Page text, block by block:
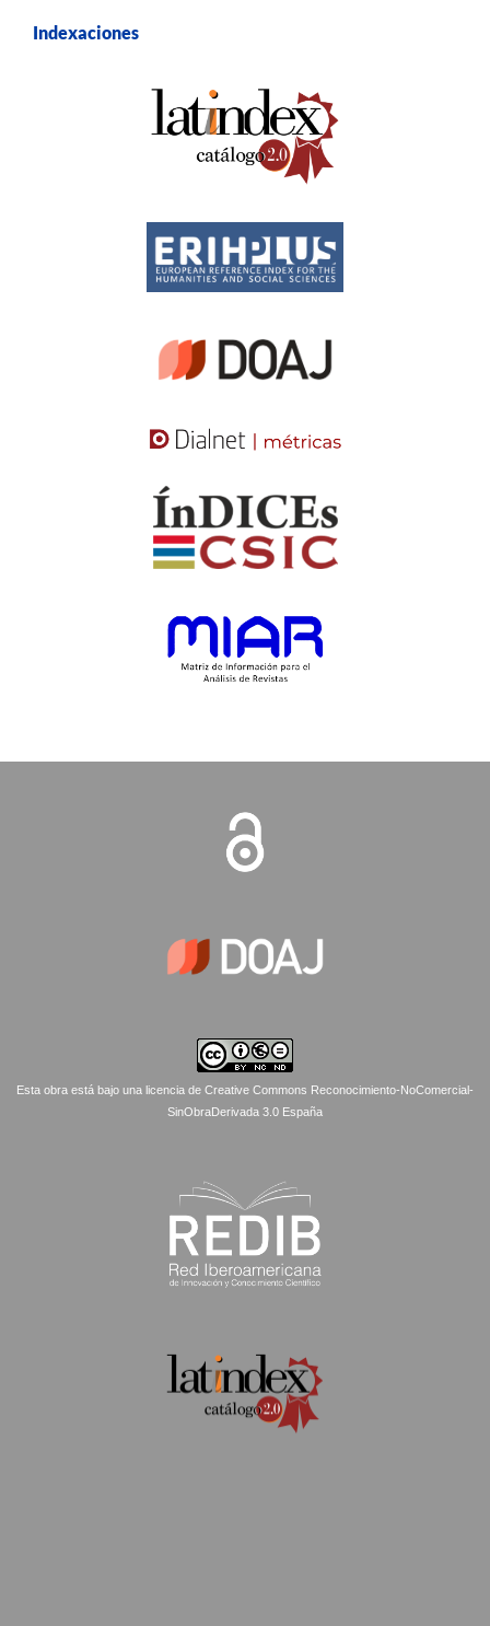
Indexaciones
Esta obra está bajo una licencia de Creative Commons Reconocimiento-NoComercial-
SinObraDerivada 3.0 España